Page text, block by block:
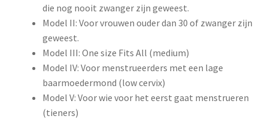
die nog nooit zwanger zijn geweest.
Model II: Voor vrouwen ouder dan 30 of zwanger zijn
geweest.
Model III: One size Fits All (medium)
Model IV: Voor menstrueerders met een lage
baarmoedermond (low cervix)
Model V: Voor wie voor het eerst gaat menstrueren
(tieners)